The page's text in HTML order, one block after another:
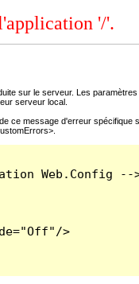
'/'.
sur le serveur. Les
serveur local.
ce message d'erreur
Web.Config --
>